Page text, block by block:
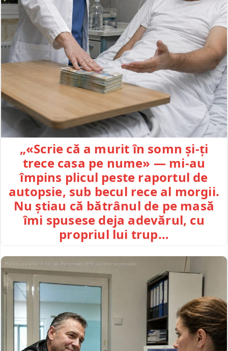
„«Scrie că a murit în somn și-ți
trece casa pe nume» — mi-au
împins plicul peste raportul de
autopsie, sub becul rece al morgii.
Nu știau că bătrânul de pe masă
îmi spusese deja adevărul, cu
propriul lui trup…